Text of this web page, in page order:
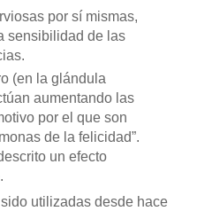
por sí mismas,
sensibilidad de las
(en la glándula
aumentando las
por el que son
de la felicidad”.
un efecto
utilizadas desde hace